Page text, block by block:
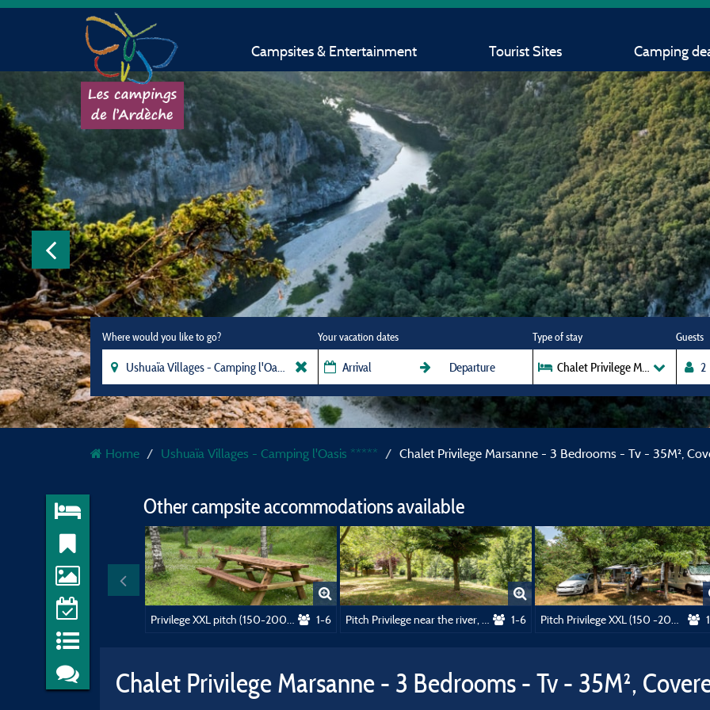
Campsites & Entertainment Tourist Sites Camping
Where would you like to go? Your vacation dates Type of stay
Chalet Privilege Marsanne - 3
Guests
Home Ushuaïa Villages - Camping l'Oasis ***** Chalet Privilege Marsanne - 3 Bedrooms - Tv - 35M²,
Other campsite accommodations available
1-6 1-6
Chalet Privilege Marsanne - 3 Bedrooms - Tv - 35M²,